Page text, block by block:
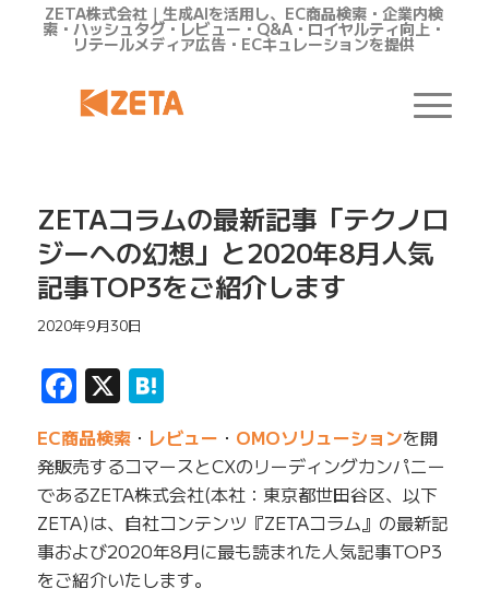
ZETA株式会社｜生成AIを活用し、EC商品検索・企業内検
索・ハッシュタグ・レビュー・Q&A・ロイヤルティ向上・
リテールメディア広告・ECキュレーションを提供
ZETAコラムの最新記事「テクノロ
ジーへの幻想」と2020年8月人気
記事TOP3をご紹介します
2020年9月30日
Facebook
X Hatena
EC商品検索・ レビュー ・ OMOソリューションを開
発販売するコマースとCXのリーディングカンパニー
であるZETA株式会社(本社：東京都世田谷区、以下
ZETA)は、自社コンテンツ『ZETAコラム』の最新記
事および2020年8月に最も読まれた人気記事TOP3
をご紹介いたします。